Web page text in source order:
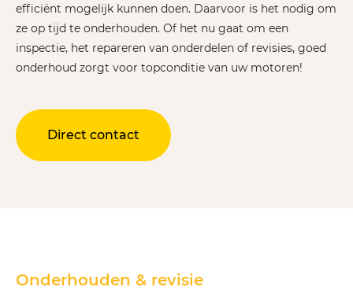
efficiënt mogelijk kunnen doen. Daarvoor is het nodig om
ze op tijd te onderhouden. Of het nu gaat om een
inspectie, het repareren van onderdelen of revisies, goed
onderhoud zorgt voor topconditie van uw motoren!
Direct contact
Onderhouden & revisie